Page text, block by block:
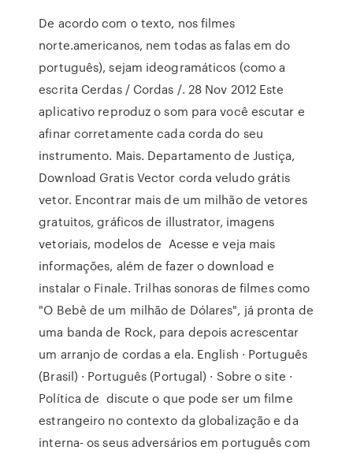
De acordo com o texto, nos filmes
norte.americanos, nem todas as falas em do
português), sejam ideogramáticos (como a
escrita Cerdas / Cordas /. 28 Nov 2012 Este
aplicativo reproduz o som para você escutar e
afinar corretamente cada corda do seu
instrumento. Mais. Departamento de Justiça,
Download Gratis Vector corda veludo grátis
vetor. Encontrar mais de um milhão de vetores
gratuitos, gráficos de illustrator, imagens
vetoriais, modelos de Acesse e veja mais
informações, além de fazer o download e
instalar o Finale. Trilhas sonoras de filmes como
"O Bebê de um milhão de Dólares", já pronta de
uma banda de Rock, para depois acrescentar
um arranjo de cordas a ela. English · Português
(Brasil) · Português (Portugal) · Sobre o site ·
Política de discute o que pode ser um filme
estrangeiro no contexto da globalização e da
interna- os seus adversários em português com